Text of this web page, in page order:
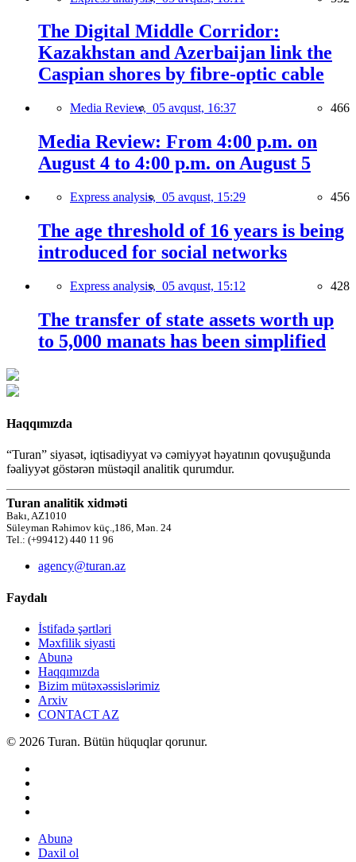
The Digital Middle Corridor:
Kazakhstan and Azerbaijan link the
Caspian shores by fibre-optic cable
Media Review, 05 avqust, 16:37 466
Media Review: From 4:00 p.m. on
August 4 to 4:00 p.m. on August 5
Express analysis, 05 avqust, 15:29 456
The age threshold of 16 years is being
introduced for social networks
Express analysis, 05 avqust, 15:12 428
The transfer of state assets worth up
to 5,000 manats has been simplified
Haqqımızda
“Turan” siyasət, iqtisadiyyat və cəmiyyət həyatının qovuşuğunda
fəaliyyət göstərən müstəqil analitik qurumdur.
Turan analitik xidməti
Bakı, AZ1010
Süleyman Rəhimov küç.,186, Mən. 24
Tel.: (+99412) 440 11 96
agency@turan.az
Faydalı
İstifadə şərtləri
Məxfilik siyasti
Abunə
Haqqımızda
Bizim mütəxəssislərimiz
Arxiv
CONTACT AZ
© 2026 Turan. Bütün hüquqlar qorunur.
Abunə
Daxil ol